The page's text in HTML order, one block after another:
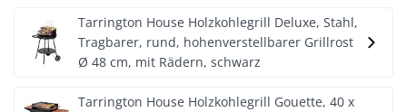
Tarrington House Holzkohlegrill Deluxe, Stahl,
Tragbarer, rund, hohenverstellbarer Grillrost
Ø 48 cm, mit Rädern, schwarz
Tarrington House Holzkohlegrill Gouette, 40 x